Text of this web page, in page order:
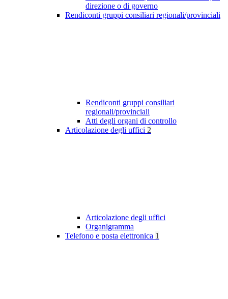
direzione o di governo
Rendiconti gruppi consiliari regionali/provinciali
Rendiconti gruppi consiliari
regionali/provinciali
Atti degli organi di controllo
Articolazione degli uffici 2
Articolazione degli uffici
Organigramma
Telefono e posta elettronica 1